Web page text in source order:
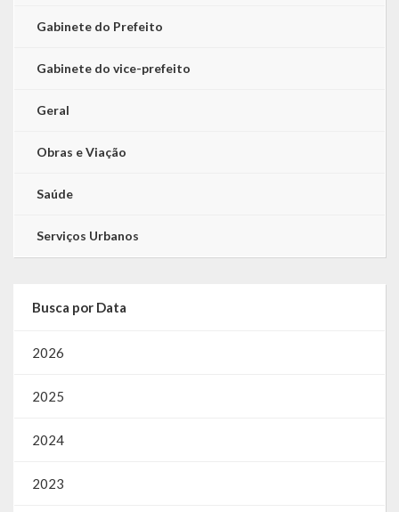
Gabinete do Prefeito
Gabinete do vice-prefeito
Geral
Obras e Viação
Saúde
Serviços Urbanos
Busca por Data
2026
2025
2024
2023